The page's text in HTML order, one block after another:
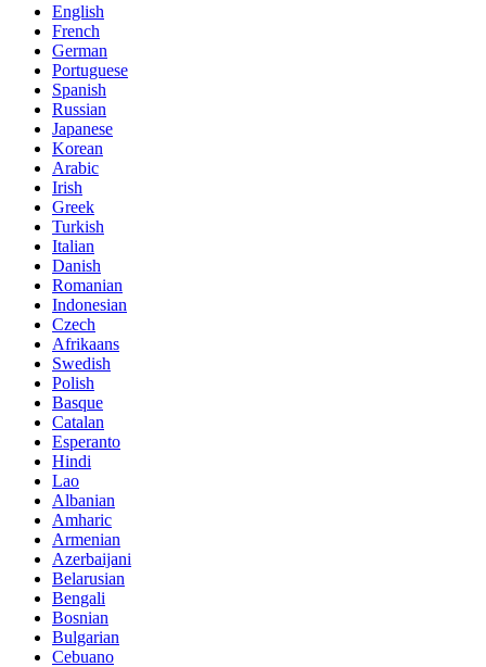
English
French
German
Portuguese
Spanish
Russian
Japanese
Korean
Arabic
Irish
Greek
Turkish
Italian
Danish
Romanian
Indonesian
Czech
Afrikaans
Swedish
Polish
Basque
Catalan
Esperanto
Hindi
Lao
Albanian
Amharic
Armenian
Azerbaijani
Belarusian
Bengali
Bosnian
Bulgarian
Cebuano